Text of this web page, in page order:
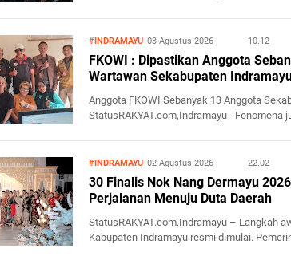
#INDRAMAYU 03 Agustus 2026 10.12
FKOWI : Dipastikan Anggota
Wartawan Sekabupaten
Anggota FKOWI Sebanyak 13 Anggota
StatusRAKYAT.com,Indramayu - Fenomena
#INDRAMAYU 02 Agustus 2026 22.02
30 Finalis Nok Nang Dermayu
Perjalanan Menuju Duta Daerah
StatusRAKYAT.com,Indramayu – Langkah
Kabupaten Indramayu resmi dimulai.